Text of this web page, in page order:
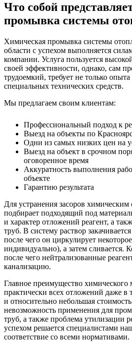
Что собой
промывка системы
Химическая промывка системы
области с успехом выполняется
компании. Услуга пользуется
своей эффективности, однако, сам
трудоемкий, требует не только
специальных технических средств.
Мы предлагаем своим клиентам:
Профессиональный подход к
Выезд на объекты по
Одни из самых низких цен на
Выезд на объект в срочном
оговоренное время
Аккуратность выполнения
объекте
Гарантию результата
Для устранения засоров химическим
подбирает подходящий под
и характер отложений реагент, а
труб. В систему раствор
после чего он циркулирует
индивидуально), а затем сливается.
после чего нейтрализованные
канализацию.
Главное преимущество химического
практически всех отложений даже в
и относительно небольшая
невозможность применения для
труб, а также проблема утилизации
успехом решается специалистами
соответствие со всеми нормативами.